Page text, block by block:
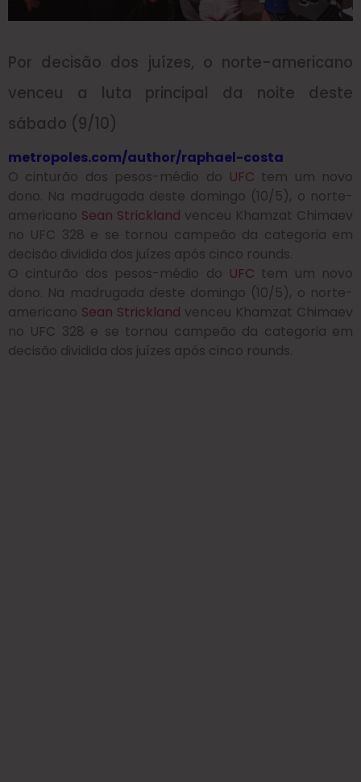
Por decisão dos juízes, o norte-americano
venceu a luta principal da noite deste
sábado (9/10)
metropoles.com/author/raphael-costa
O cinturão dos pesos-médio do UFC tem um novo
dono. Na madrugada deste domingo (10/5), o norte-
americano Sean Strickland venceu Khamzat Chimaev
no UFC 328 e se tornou campeão da categoria em
decisão dividida dos juízes após cinco rounds.
O cinturão dos pesos-médio do UFC tem um novo
dono. Na madrugada deste domingo (10/5), o norte-
americano Sean Strickland venceu Khamzat Chimaev
no UFC 328 e se tornou campeão da categoria em
decisão dividida dos juízes após cinco rounds.